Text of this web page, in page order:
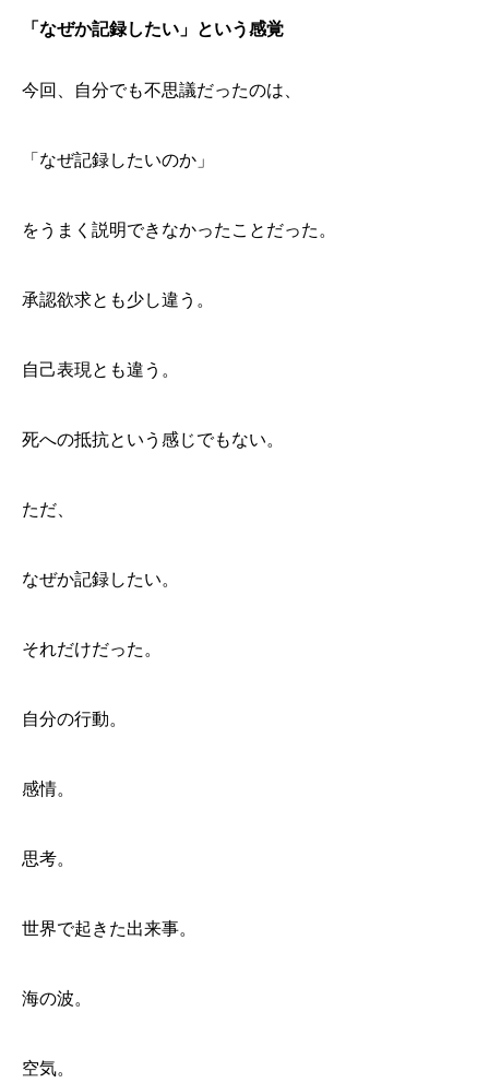
「なぜか記録したい」という感覚
今回、自分でも不思議だったのは、
「なぜ記録したいのか」
をうまく説明できなかったことだった。
承認欲求とも少し違う。
自己表現とも違う。
死への抵抗という感じでもない。
ただ、
なぜか記録したい。
それだけだった。
自分の行動。
感情。
思考。
世界で起きた出来事。
海の波。
空気。